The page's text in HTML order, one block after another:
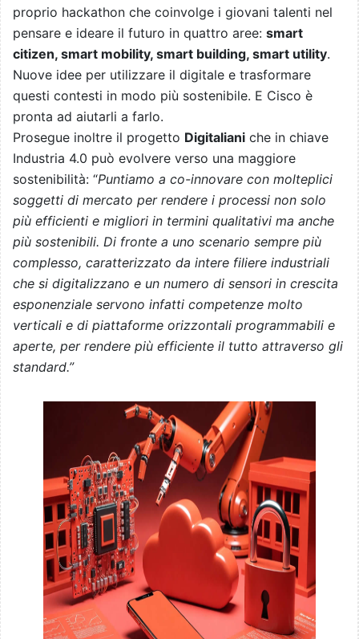
proprio hackathon che coinvolge i giovani talenti nel
pensare e ideare il futuro in quattro aree: smart
citizen, smart mobility, smart building, smart utility.
Nuove idee per utilizzare il digitale e trasformare
questi contesti in modo più sostenibile. E Cisco è
pronta ad aiutarli a farlo.
Prosegue inoltre il progetto Digitaliani che in chiave
Industria 4.0 può evolvere verso una maggiore
sostenibilità: “Puntiamo a co-innovare con molteplici
soggetti di mercato per rendere i processi non solo
più efficienti e migliori in termini qualitativi ma anche
più sostenibili. Di fronte a uno scenario sempre più
complesso, caratterizzato da intere filiere industriali
che si digitalizzano e un numero di sensori in crescita
esponenziale servono infatti competenze molto
verticali e di piattaforme orizzontali programmabili e
aperte, per rendere più efficiente il tutto attraverso gli
standard.”